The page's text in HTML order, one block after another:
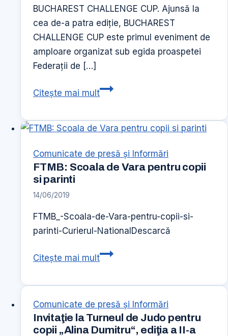
BUCHAREST CHALLENGE CUP. Ajunsă la
cea de-a patra ediție, BUCHAREST
CHALLENGE CUP este primul eveniment de
amploare organizat sub egida proaspetei
Federații de […]
Citește mai multCUPA
Comunicate de presă şi Informări
FTMB: Scoala de Vara pentru copii
si parinti
14/06/2019
FTMB_-Scoala-de-Vara-pentru-copii-si-
parinti-Curierul-NationalDescarcă
Citește mai multFTMB:
pentru
copii
Comunicate de presă şi Informări
Invitaţie la Turneul de Judo pentru
copii „Alina Dumitru“, ediţia a II-a